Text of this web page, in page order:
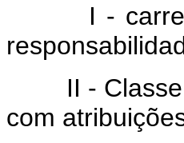
I - carreira,
II - Classe,
com